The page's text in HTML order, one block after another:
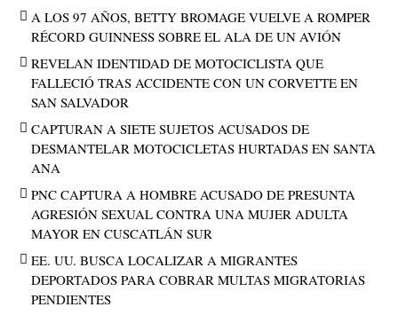
A LOS 97 AÑOS, BETTY BROMAGE VUELVE A ROMPER
RÉCORD GUINNESS SOBRE EL ALA DE UN AVIÓN
REVELAN IDENTIDAD DE MOTOCICLISTA QUE
FALLECIÓ TRAS ACCIDENTE CON UN CORVETTE EN
SAN SALVADOR
CAPTURAN A SIETE SUJETOS ACUSADOS DE
DESMANTELAR MOTOCICLETAS HURTADAS EN SANTA
ANA
PNC CAPTURA A HOMBRE ACUSADO DE PRESUNTA
AGRESIÓN SEXUAL CONTRA UNA MUJER ADULTA
MAYOR EN CUSCATLÁN SUR
EE. UU. BUSCA LOCALIZAR A MIGRANTES
DEPORTADOS PARA COBRAR MULTAS MIGRATORIAS
PENDIENTES